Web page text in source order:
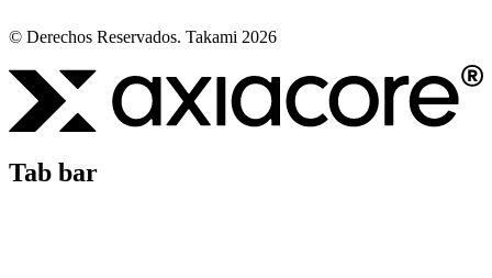
© Derechos Reservados. Takami 2026
Tab bar